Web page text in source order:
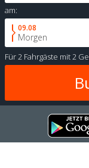
am:
09.08
Morgen
Für2 Fahrgäste mit2